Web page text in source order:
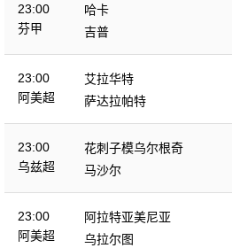
23:00
芬甲
哈卡
吉普
23:00
阿美超
艾拉华特
萨达拉帕特
23:00
乌兹超
花刺子模乌尔根奇
马沙尔
23:00
阿美超
阿拉特亚美尼亚
乌拉尔图